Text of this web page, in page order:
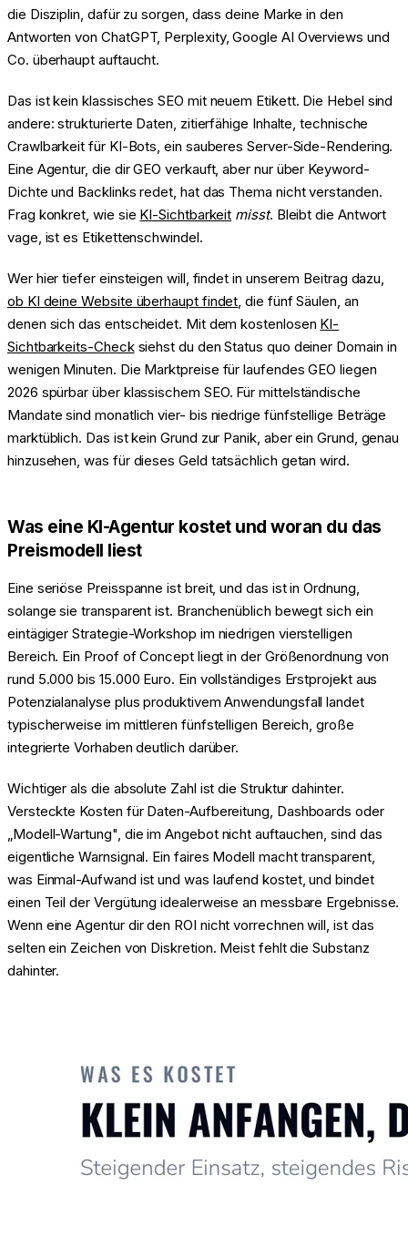
die Disziplin, dafür zu sorgen, dass deine Marke in den
Antworten von ChatGPT, Perplexity, Google AI Overviews und
Co. überhaupt auftaucht.
Das ist kein klassisches SEO mit neuem Etikett. Die Hebel sind
andere: strukturierte Daten, zitierfähige Inhalte, technische
Crawlbarkeit für KI-Bots, ein sauberes Server-Side-Rendering.
Eine Agentur, die dir GEO verkauft, aber nur über Keyword-
Dichte und Backlinks redet, hat das Thema nicht verstanden.
Frag konkret, wie sie KI-Sichtbarkeit misst. Bleibt die Antwort
vage, ist es Etikettenschwindel.
Wer hier tiefer einsteigen will, findet in unserem Beitrag dazu,
ob KI deine Website überhaupt findet, die fünf Säulen, an
denen sich das entscheidet. Mit dem kostenlosen KI-
Sichtbarkeits-Checksiehst du den Status quo deiner Domain in
wenigen Minuten. Die Marktpreise für laufendes GEO liegen
2026 spürbar über klassischem SEO. Für mittelständische
Mandate sind monatlich vier- bis niedrige fünfstellige Beträge
marktüblich. Das ist kein Grund zur Panik, aber ein Grund, genau
hinzusehen, was für dieses Geld tatsächlich getan wird.
Was eine KI-Agentur kostet und woran du das
Preismodell liest
Eine seriöse Preisspanne ist breit, und das ist in Ordnung,
solange sie transparent ist. Branchenüblich bewegt sich ein
eintägiger Strategie-Workshop im niedrigen vierstelligen
Bereich. Ein Proof of Concept liegt in der Größenordnung von
rund 5.000 bis 15.000 Euro. Ein vollständiges Erstprojekt aus
Potenzialanalyse plus produktivem Anwendungsfall landet
typischerweise im mittleren fünfstelligen Bereich, große
integrierte Vorhaben deutlich darüber.
Wichtiger als die absolute Zahl ist die Struktur dahinter.
Versteckte Kosten für Daten-Aufbereitung, Dashboards oder
„Modell-Wartung", die im Angebot nicht auftauchen, sind das
eigentliche Warnsignal. Ein faires Modell macht transparent,
was Einmal-Aufwand ist und was laufend kostet, und bindet
einen Teil der Vergütung idealerweise an messbare Ergebnisse.
Wenn eine Agentur dir den ROI nicht vorrechnen will, ist das
selten ein Zeichen von Diskretion. Meist fehlt die Substanz
dahinter.